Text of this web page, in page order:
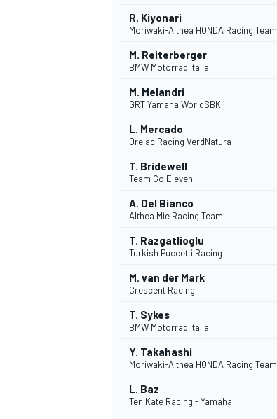
WEC
R. Kiyonari
Moriwaki-Althea HONDA Racing Team
M. Reiterberger
BMW Motorrad Italia
M. Melandri
GRT Yamaha WorldSBK
L. Mercado
Orelac Racing VerdNatura
T. Bridewell
Team Go Eleven
A. Del Bianco
Althea Mie Racing Team
T. Razgatlioglu
Turkish Puccetti Racing
M. van der Mark
Crescent Racing
T. Sykes
BMW Motorrad Italia
Y. Takahashi
Moriwaki-Althea HONDA Racing Team
L. Baz
Ten Kate Racing - Yamaha